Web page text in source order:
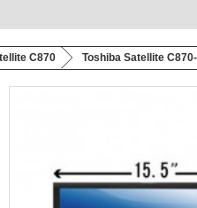
C870 Toshiba Satellite